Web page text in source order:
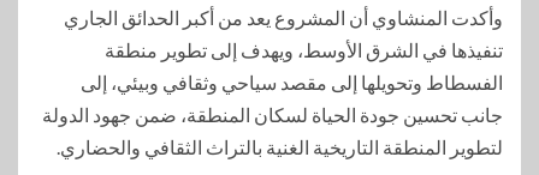
وأكدت المنشاوي أن المشروع يعد من أكبر الحدائق الجاري
تنفيذها في الشرق الأوسط، ويهدف إلى تطوير منطقة
الفسطاط وتحويلها إلى مقصد سياحي وثقافي وبيئي، إلى
جانب تحسين جودة الحياة لسكان المنطقة، ضمن جهود الدولة
لتطوير المنطقة التاريخية الغنية بالتراث الثقافي والحضاري.